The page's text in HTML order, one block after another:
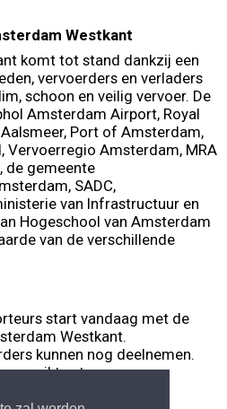
Westkant
komt tot stand dankzij een
vervoerders en verladers
schoon en veilig vervoer. De
Amsterdam Airport, Royal
Port of Amsterdam,
Vervoerregio Amsterdam, MRA
de gemeente
SADC,
van Infrastructuur en
Hogeschool van Amsterdam
van de verschillende
start vandaag met de
Westkant.
kunnen nog deelnemen.
e-mail te sturen naar